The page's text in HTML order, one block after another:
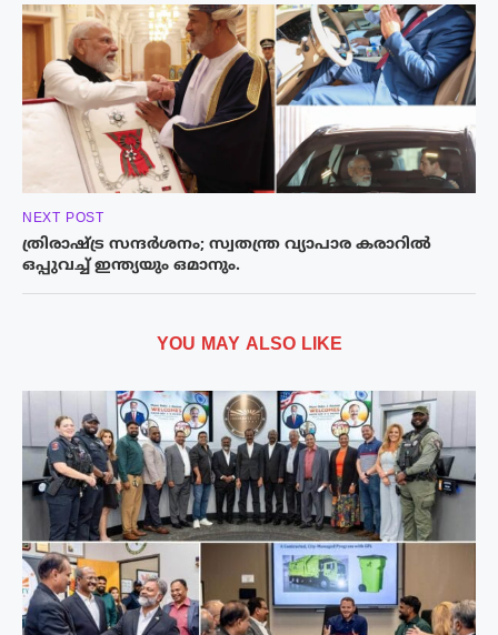
NEXT POST
ത്രിരാഷ്‌ട്ര സന്ദർശനം; സ്വതന്ത്ര വ്യാപാര കരാറിൽ
ഒപ്പുവച്ച് ഇന്ത്യയും ഒമാനും.
YOU MAY ALSO LIKE